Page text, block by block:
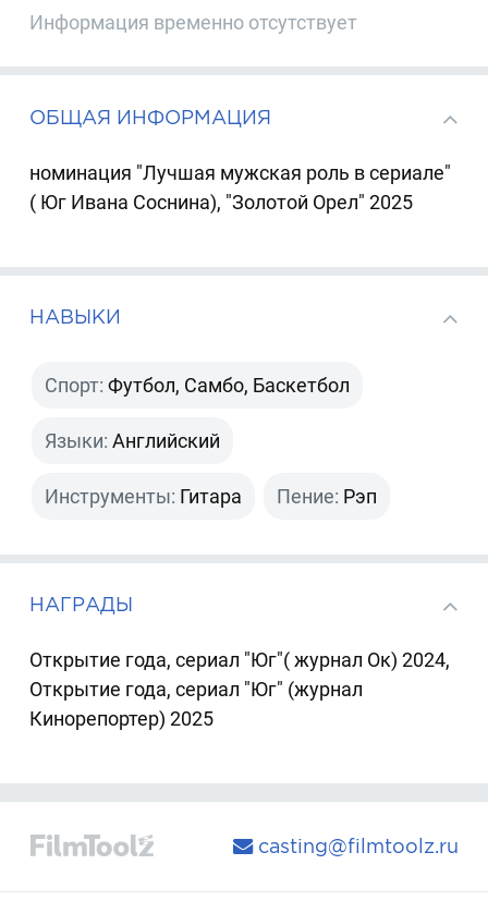
Информация временно отсутствует
ОБЩАЯ ИНФОРМАЦИЯ
номинация "Лучшая мужская роль в сериале"
( Юг Ивана Соснина), "Золотой Орел" 2025
НАВЫКИ
Спорт: Футбол, Самбо, Баскетбол
Языки: Английский
Инструменты: Гитара Пение: Рэп
НАГРАДЫ
Открытие года, сериал "Юг"( журнал Ок) 2024,
Открытие года, сериал "Юг" (журнал
Кинорепортер) 2025
casting@filmtoolz.ru